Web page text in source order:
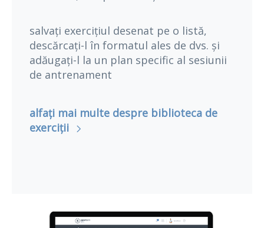
salvați exercițiul desenat pe o listă,
descărcați-l în formatul ales de dvs. și
adăugați-l la un plan specific al sesiunii
de antrenament
alfați mai multe despre biblioteca de
exerciții